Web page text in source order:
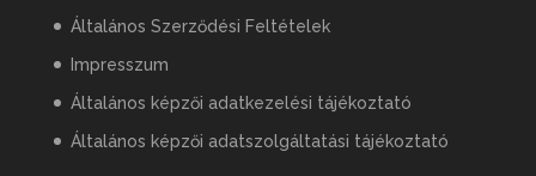
Általános Szerződési Feltételek
Impresszum
Általános képzői adatkezelési tájékoztató
Általános képzői adatszolgáltatási tájékoztató